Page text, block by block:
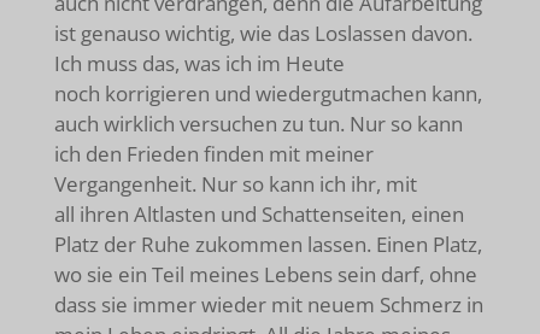
ist genauso wichtig, wie das Loslassen davon.
Ich muss das, was ich im Heute
noch korrigieren und wiedergutmachen kann,
auch wirklich versuchen zu tun. Nur so kann
ich den Frieden finden mit meiner
Vergangenheit. Nur so kann ich ihr, mit
all ihren Altlasten und Schattenseiten, einen
Platz der Ruhe zukommen lassen. Einen Platz,
wo sie ein Teil meines Lebens sein darf, ohne
dass sie immer wieder mit neuem Schmerz in